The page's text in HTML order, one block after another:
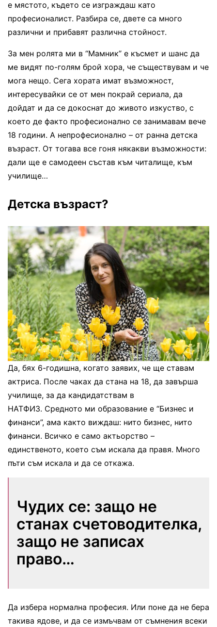
е мястото, където се изграждаш като
професионалист. Разбира се, двете са много
различни и прибавят различна стойност.
За мен ролята ми в “Мамник” е късмет и шанс да
ме видят по-голям брой хора, че съществувам и че
мога нещо. Сега хората имат възможност,
интересувайки се от мен покрай сериала, да
дойдат и да се докоснат до живото изкуство, с
което де факто професионално се занимавам вече
18 години. А непрофесионално – от ранна детска
възраст. От тогава все гоня някакви възможности:
дали ще е самодеен състав към читалище, към
училище…
Детска възраст?
Да, бях 6-годишна, когато заявих, че ще ставам
актриса. После чаках да стана на 18, да завърша
училище, за да кандидатствам в
НАТФИЗ. Средното ми образование е “Бизнес и
финанси”, ама както виждаш: нито бизнес, нито
финанси. Всичко е само актьорство –
единственото, което съм искала да правя. Много
пъти съм искала и да се откажа.
Чудих се: защо не
станах счетоводителка,
защо не записах
право…
Да избера нормална професия. Или поне да не бера
такива ядове, и да се измъчвам от съмнения всеки